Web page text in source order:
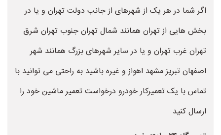
اگر شما در هر یک از شهرهای از جانب دولت تهران و یا در
بخش هایی از تهران همانند شمال تهران جنوب تهران شرق
تهران غرب تهران و یا در سایر شهرهای بزرگ همانند شهر
اصفهان تبریز مشهد اهواز و غیره باشید به راحتی می توانید با
تماس با یک تعمیرکار خودرو درخواست تعمیر ماشین خود را
ارسال کنید